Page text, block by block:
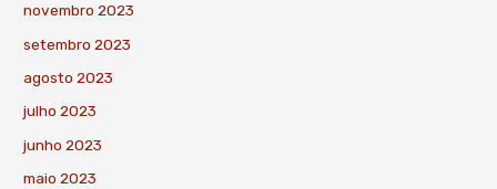
novembro 2023
setembro 2023
agosto 2023
julho 2023
junho 2023
maio 2023